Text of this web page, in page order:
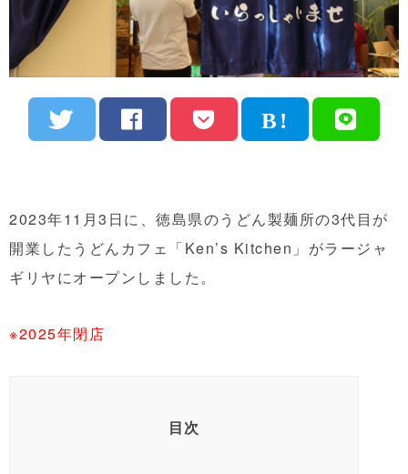
2023年11月3日に、徳島県のうどん製麺所の3代目が
開業したうどんカフェ「Ken’s Kitchen」がラージャ
ギリヤにオープンしました。
※2025年閉店
目次